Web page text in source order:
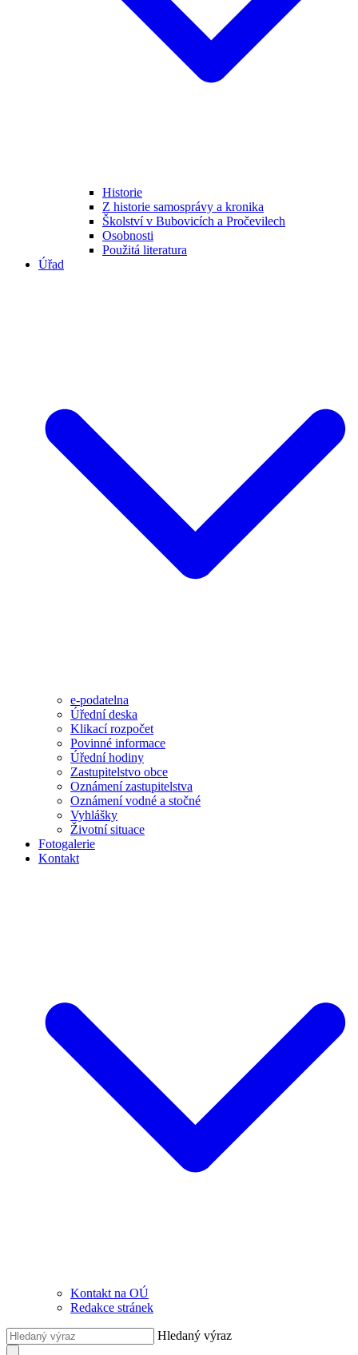
Historie
Z historie samosprávy a kronika
Školství v Bubovicích a Pročevilech
Osobnosti
Použitá literatura
Úřad
e-podatelna
Úřední deska
Klikací rozpočet
Povinné informace
Úřední hodiny
Zastupitelstvo obce
Oznámení zastupitelstva
Oznámení vodné a stočné
Vyhlášky
Životní situace
Fotogalerie
Kontakt
Kontakt na OÚ
Redakce stránek
Hledaný výraz